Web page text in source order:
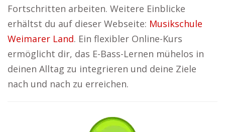
Fortschritten arbeiten. Weitere Einblicke
erhältst du auf dieser Webseite: Musikschule
Weimarer Land. Ein flexibler Online-Kurs
ermöglicht dir, das E-Bass-Lernen mühelos in
deinen Alltag zu integrieren und deine Ziele
nach und nach zu erreichen.